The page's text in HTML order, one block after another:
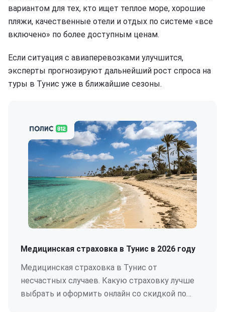
вариантом для тех, кто ищет теплое море, хорошие
пляжи, качественные отели и отдых по системе «все
включено» по более доступным ценам.
Если ситуация с авиаперевозками улучшится,
эксперты прогнозируют дальнейший рост спроса на
туры в Тунис уже в ближайшие сезоны.
Медицинская страховка в Тунис в 2026 году
Медицинская страховка в Тунис от
несчастных случаев. Какую страховку лучше
выбрать и оформить онлайн со скидкой по